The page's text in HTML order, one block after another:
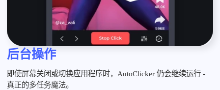
后台操作
即使屏幕关闭或切换应用程序时，AutoClicker 仍会继续运行 -
真正的多任务魔法。